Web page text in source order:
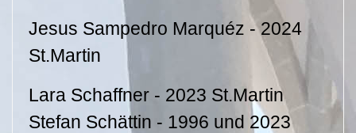
Jesus Sampedro Marquéz - 2024
St.Martin
Lara Schaffner - 2023 St.Martin
Stefan Schättin - 1996 und 2023